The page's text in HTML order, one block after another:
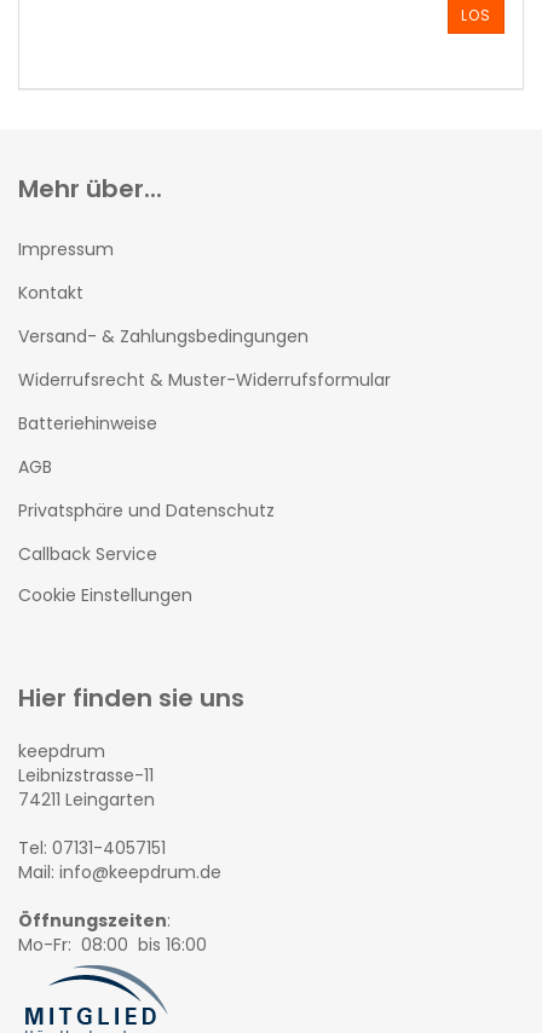
EIN.
LOS
Mehr über...
Impressum
Kontakt
Versand- & Zahlungsbedingungen
Widerrufsrecht & Muster-Widerrufsformular
Batteriehinweise
AGB
Privatsphäre und Datenschutz
Callback Service
Cookie Einstellungen
Hier finden sie uns
keepdrum
Leibnizstrasse-11
74211 Leingarten
Tel: 07131-4057151
Mail: info@keepdrum.de
Öffnungszeiten:
Mo-Fr: 08:00 bis 16:00